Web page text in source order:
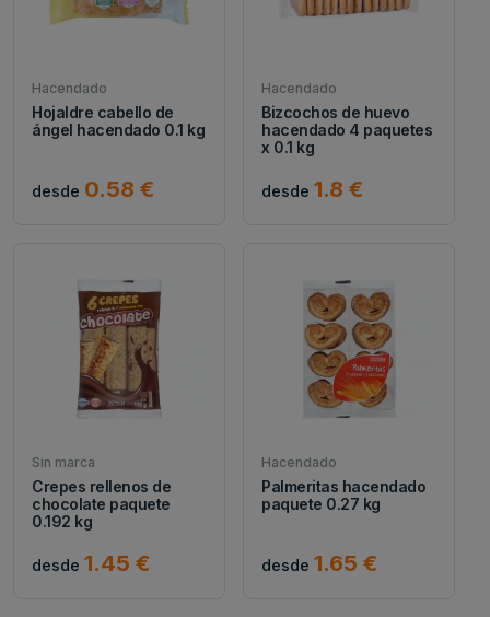
Hacendado
Hojaldre cabello de
ángel hacendado 0.1 kg
desde 0.58 €
Hacendado
Bizcochos de huevo
hacendado 4 paquetes
x 0.1 kg
desde 1.8 €
Sin marca
Crepes rellenos de
chocolate paquete
0.192 kg
desde 1.45 €
Hacendado
Palmeritas hacendado
paquete 0.27 kg
desde 1.65 €